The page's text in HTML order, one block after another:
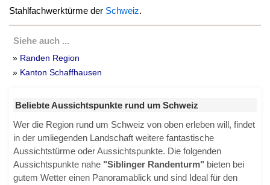
Stahlfachwerktürme der Schweiz.
Siehe auch ...
» Randen Region
» Kanton Schaffhausen
Beliebte Aussichtspunkte rund um Schweiz
Wer die Region rund um Schweiz von oben erleben will, findet
in der umliegenden Landschaft weitere fantastische
Aussichtstürme oder Aussichtspunkte. Die folgenden
Aussichtspunkte nahe "Siblinger Randenturm" bieten bei
gutem Wetter einen Panoramablick und sind Ideal für den